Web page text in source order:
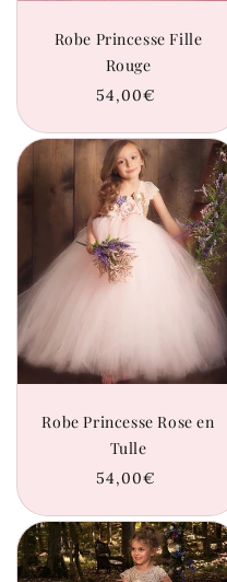
Robe Princesse Fille
Rouge
Prix
54,00€
Robe Princesse Rose en
Tulle
Prix
54,00€